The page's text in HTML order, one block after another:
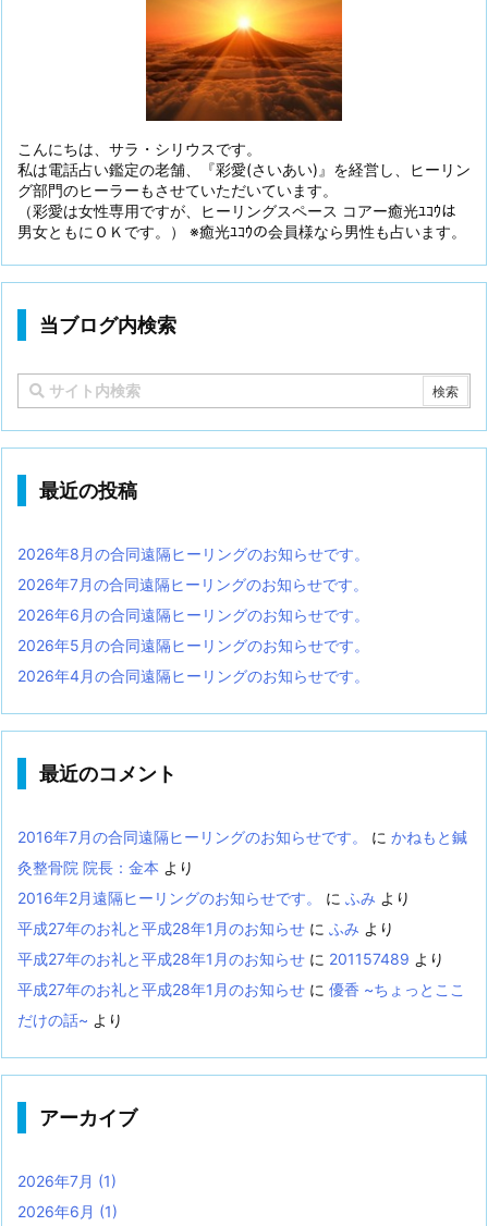
こんにちは、サラ・シリウスです。
私は電話占い鑑定の老舗、『彩愛(さいあい)』を経営し、ヒーリン
グ部門のヒーラーもさせていただいています。
（彩愛は女性専用ですが、ヒーリングスペース コアー癒光ﾕｺｳは
男女ともにＯＫです。） ※癒光ﾕｺｳの会員様なら男性も占います。
当ブログ内検索
最近の投稿
2026年8月の合同遠隔ヒーリングのお知らせです。
2026年7月の合同遠隔ヒーリングのお知らせです。
2026年6月の合同遠隔ヒーリングのお知らせです。
2026年5月の合同遠隔ヒーリングのお知らせです。
2026年4月の合同遠隔ヒーリングのお知らせです。
最近のコメント
2016年7月の合同遠隔ヒーリングのお知らせです。 に かねもと鍼
灸整骨院 院長：金本 より
2016年2月遠隔ヒーリングのお知らせです。
に ふみ より
平成27年のお礼と平成28年1月のお知らせ に ふみ より
平成27年のお礼と平成28年1月のお知らせ に 201157489 より
平成27年のお礼と平成28年1月のお知らせ に 優香 ~ちょっとここ
だけの話~ より
アーカイブ
2026年7月 (1)
2026年6月 (1)